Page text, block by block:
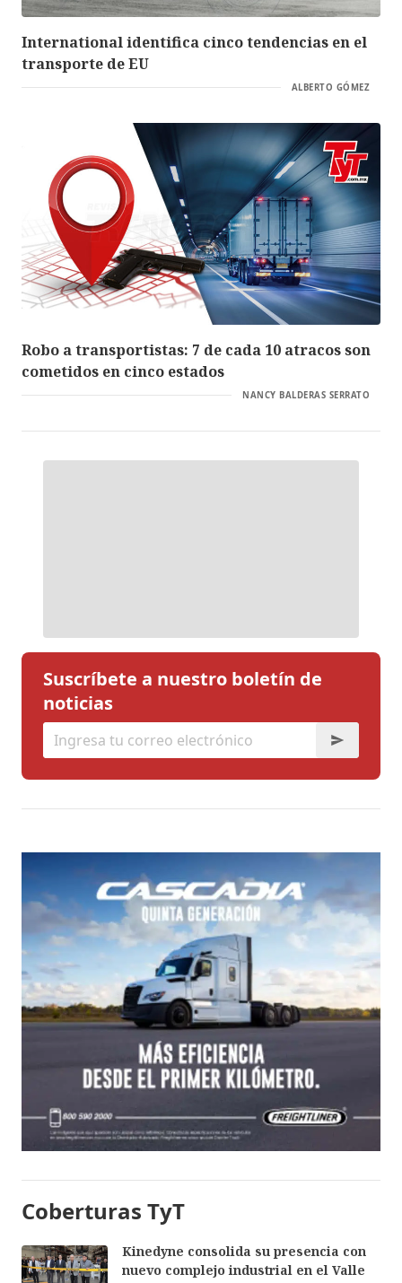
International identifica cinco tendencias en el
transporte de EU
ALBERTO GÓMEZ
Robo a transportistas: 7 de cada 10 atracos son
cometidos en cinco estados
NANCY BALDERAS SERRATO
Suscríbete a nuestro boletín de
noticias
Coberturas TyT
Kinedyne consolida su presencia con
nuevo complejo industrial en el Valle